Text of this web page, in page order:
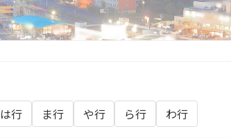
は行 ま行 や行 ら行 わ行